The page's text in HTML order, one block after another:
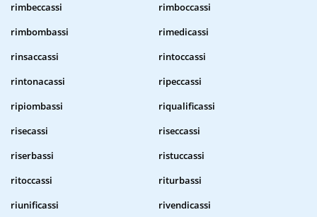
rimbeccassi
rimboccassi
rimbombassi
rimedicassi
rinsaccassi
rintoccassi
rintonacassi
ripeccassi
ripiombassi
riqualificassi
risecassi
riseccassi
riserbassi
ristuccassi
ritoccassi
riturbassi
riunificassi
rivendicassi